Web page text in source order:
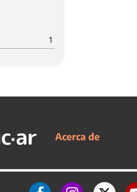
1
Acerca de